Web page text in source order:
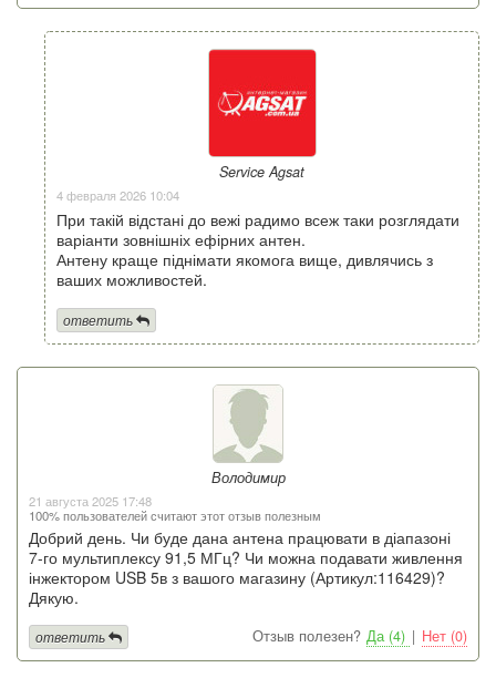
Service Agsat
4 февраля 2026 10:04
При такій відстані до вежі радимо всеж таки розглядати
варіанти зовнішніх ефірних антен.
Антену краще піднімати якомога вище, дивлячись з
ваших можливостей.
ответить
Володимир
21 августа 2025 17:48
100% пользователей считают этот отзыв полезным
Добрий день. Чи буде дана антена працювати в діапазоні
7-го мультиплексу 91,5 МГц? Чи можна подавати живлення
інжектором USB 5в з вашого магазину (Артикул:116429)?
Дякую.
Отзыв полезен? Да (4) | Нет (0)
ответить